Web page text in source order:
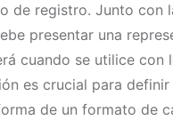
de registro. Junto con
presentar una
cuando se utilice con
es crucial para
de un formato de